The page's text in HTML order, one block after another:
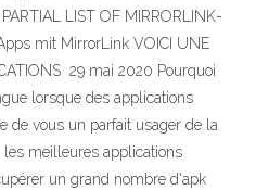
LIST OF MIRRORLINK-
mit MirrorLink VOICI UNE
29 mai 2020 Pourquoi
lorsque des applications
de vous un parfait usager de la
meilleures applications
un grand nombre d'apk